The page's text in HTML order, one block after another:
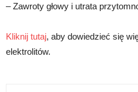
– Zawroty głowy i utrata
Kliknij tutaj, aby dowiedzieć się
elektrolitów.